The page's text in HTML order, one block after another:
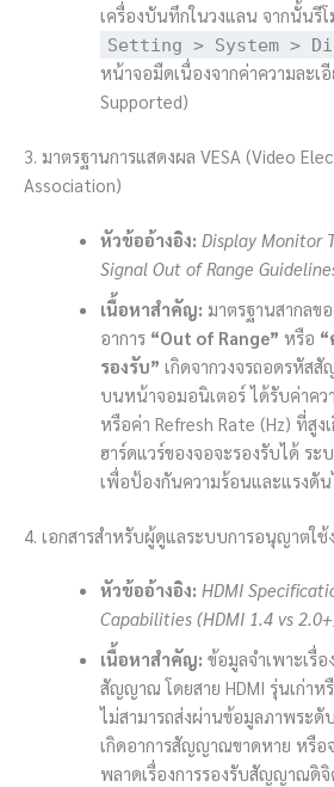
เครื่องบันทึกในวงแลน จากนั้นรี
Setting > System >
หน้าจอมืดเนื่องจากค่าความละเ
Supported)
3. มาตรฐานการแสดงผล VESA (Video
Association)
หัวข้ออ้างอิง: Display Monitor
Signal Out of Range
เนื้อหาสำคัญ: มาตรฐานสากลข
อาการ “Out of Range” หรือ
รองรับ” เกิดจากวงจรถอดรหัส
บนหน้าจอมอนิเตอร์ ได้รับค่าคว
หรือค่า Refresh Rate (Hz) ที่สูง
ฮาร์ดแวร์ของจอจะรองรับได้ ระ
เพื่อป้องกันความร้อนและแรงดัน
4. เอกสารสำหรับผู้ดูแลระบบการอนุญาตใช้
หัวข้ออ้างอิง: HDMI
Capabilities (HDMI 1.4 vs
เนื้อหาสำคัญ: ข้อมูลจำเพาะเรื่
สัญญาณ โดยสาย HDMI รุ่นเก่าห
ไม่สามารถส่งผ่านข้อมูลภาพระดั
เกิดอาการสัญญาณขาดหาย หรื
พลาดเรื่องการรองรับสัญญาณดิ